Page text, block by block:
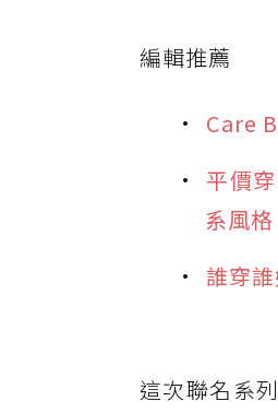
編輯推薦
Care
平價
系風格
誰穿
這次聯名系